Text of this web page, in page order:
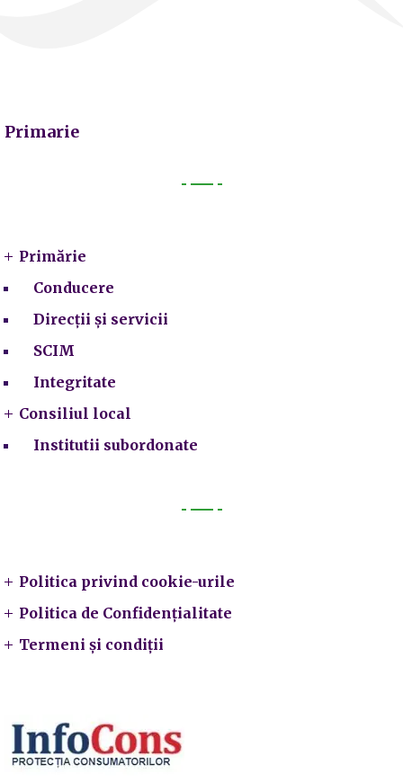
Primarie
Primărie
Conducere
Direcții și servicii
SCIM
Integritate
Consiliul local
Institutii subordonate
Politica privind cookie-urile
Politica de Confidențialitate
Termeni și condiții